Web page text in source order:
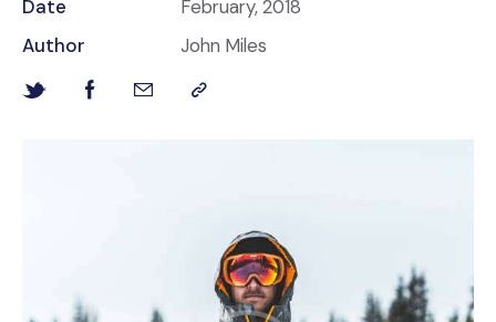
Date
February, 2018
Author
John Miles